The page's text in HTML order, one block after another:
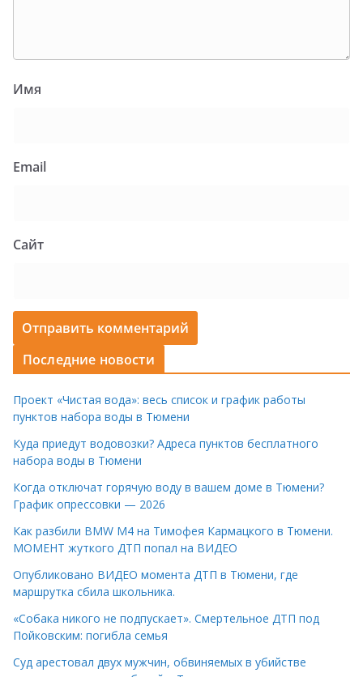
Имя
Email
Сайт
Последние новости
Проект «Чистая вода»: весь список и график работы
пунктов набора воды в Тюмени
Куда приедут водовозки? Адреса пунктов бесплатного
набора воды в Тюмени
Когда отключат горячую воду в вашем доме в Тюмени?
График опрессовки — 2026
Как разбили BMW M4 на Тимофея Кармацкого в Тюмени.
МОМЕНТ жуткого ДТП попал на ВИДЕО
Опубликовано ВИДЕО момента ДТП в Тюмени, где
маршрутка сбила школьника.
«Собака никого не подпускает». Смертельное ДТП под
Пойковским: погибла семья
Суд арестовал двух мужчин, обвиняемых в убийстве